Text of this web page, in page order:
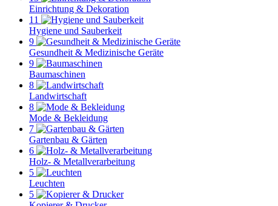
Einrichtung & Dekoration
11
Hygiene und Sauberkeit
9
Gesundheit & Medizinische Geräte
9
Baumaschinen
8
Landwirtschaft
8
Mode & Bekleidung
7
Gartenbau & Gärten
6
Holz- & Metallverarbeitung
5
Leuchten
5